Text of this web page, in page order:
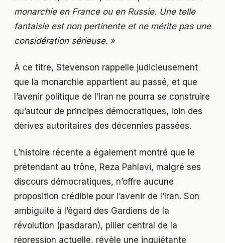
monarchie en France ou en Russie. Une telle
fantaisie est non pertinente et ne mérite pas une
considération sérieuse. »
À ce titre, Stevenson rappelle judicieusement
que la monarchie appartient au passé, et que
l’avenir politique de l’Iran ne pourra se construire
qu’autour de principes démocratiques, loin des
dérives autoritaires des décennies passées.
L’histoire récente a également montré que le
prétendant au trône, Reza Pahlavi, malgré ses
discours démocratiques, n’offre aucune
proposition crédible pour l’avenir de l’Iran. Son
ambiguïté à l’égard des Gardiens de la
révolution (pasdaran), pilier central de la
répression actuelle, révèle une inquiétante